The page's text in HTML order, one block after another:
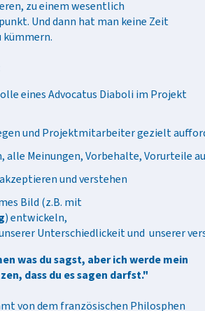
zu einem wesentlich
Und dann hat man keine Zeit
kümmern.
eines Advocatus Diaboli im Projekt
und Projektmitarbeiter gezielt
alle Meinungen, Vorbehalte, Vorurteile
und verstehen
Bild (z.B. mit
)entwickeln,
Unterschiedlickeitund unserer
was du sagst, aber ich werde mein
dass du es sagen darfst."
von dem französischen Philosphen